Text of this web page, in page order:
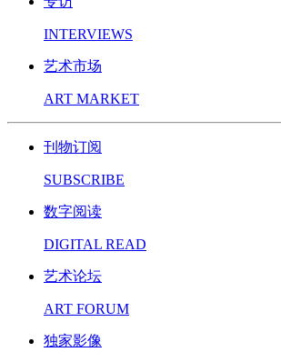
INTERVIEWS
艺术市场
ART MARKET
刊物订阅
SUBSCRIBE
数字阅读
DIGITAL READ
艺术论坛
ART FORUM
独家影像